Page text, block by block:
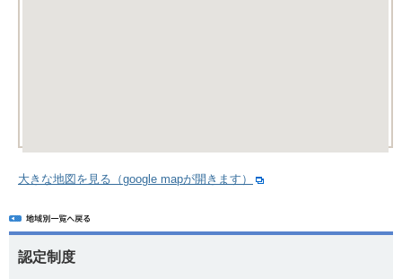
大きな地図を見る（google mapが開きます）
認定制度